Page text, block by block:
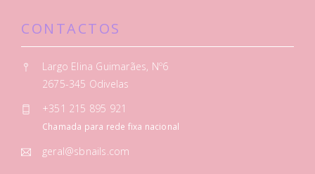
CONTACTOS
Largo Elina Guimarães, Nº6
2675-345 Odivelas
+351 215 895 921
Chamada para rede fixa nacional
geral@sbnails.com